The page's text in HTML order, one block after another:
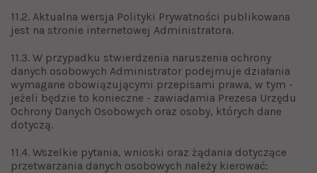
11.2. Aktualna wersja Polityki Prywatności publikowana
jest na stronie internetowej Administratora.
11.3. W przypadku stwierdzenia naruszenia ochrony
danych osobowych Administrator podejmuje działania
wymagane obowiązującymi przepisami prawa, w tym -
jeżeli będzie to konieczne - zawiadamia Prezesa Urzędu
Ochrony Danych Osobowych oraz osoby, których dane
dotyczą.
11.4. Wszelkie pytania, wnioski oraz żądania dotyczące
przetwarzania danych osobowych należy kierować: